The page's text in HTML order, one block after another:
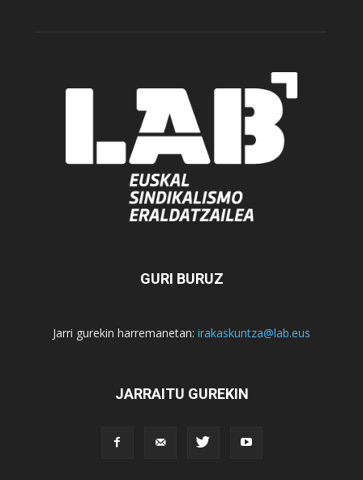
GURI BURUZ
Jarri gurekin harremanetan: irakaskuntza@lab.eus
JARRAITU GUREKIN